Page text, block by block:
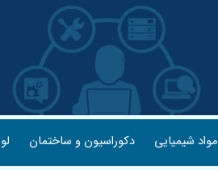
مواد شیمیایی دکوراسیون و ساختمان